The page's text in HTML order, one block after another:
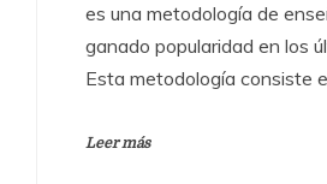
es una metodología de
ganado popularidad en los
Esta metodología consiste
Leer más